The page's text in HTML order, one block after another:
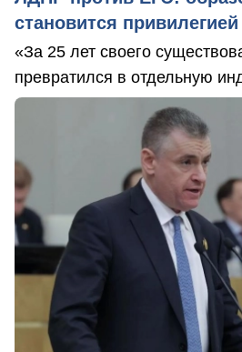
становится
«За 25 лет своего
превратился в отдельную